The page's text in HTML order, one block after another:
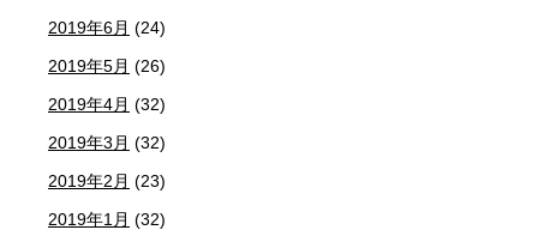
2019年6月 (24)
2019年5月 (26)
2019年4月 (32)
2019年3月 (32)
2019年2月 (23)
2019年1月 (32)